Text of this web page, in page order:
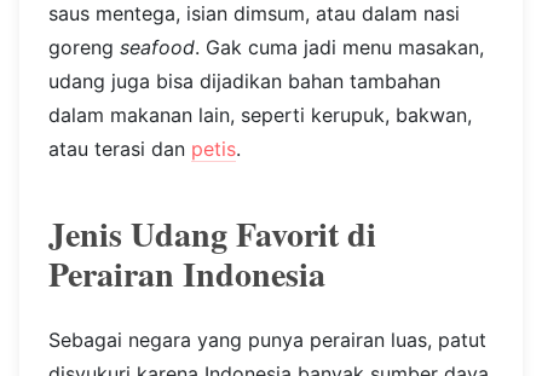
saus mentega, isian dimsum, atau dalam nasi
goreng seafood. Gak cuma jadi menu masakan,
udang juga bisa dijadikan bahan tambahan
dalam makanan lain, seperti kerupuk, bakwan,
atau terasi dan petis.
Jenis Udang Favorit di
Perairan Indonesia
Sebagai negara yang punya perairan luas, patut